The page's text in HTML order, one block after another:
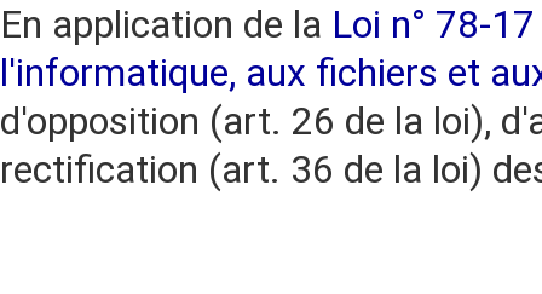
En application de la Loi n° 78-
l'informatique, aux fichiers et
d'opposition (art. 26 de la loi),
rectification (art. 36 de la loi)